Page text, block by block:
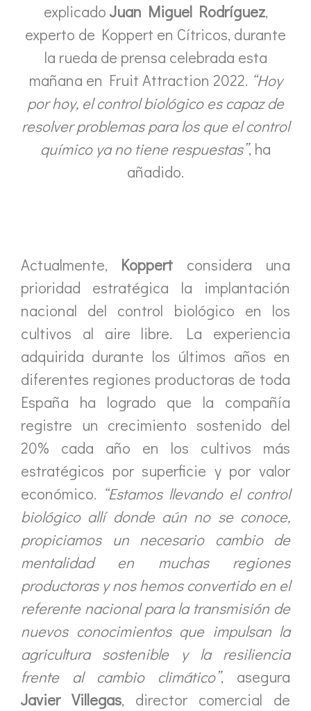
explicado Juan Miguel Rodríguez,
experto de Koppert en Cítricos, durante
la rueda de prensa celebrada esta
mañana en Fruit Attraction 2022. “Hoy
por hoy, el control biológico es capaz de
resolver problemas para los que el control
químico ya no tiene respuestas”, ha
añadido.
Actualmente, Koppert considera una
prioridad estratégica la implantación
nacional del control biológico en los
cultivos al aire libre. La experiencia
adquirida durante los últimos años en
diferentes regiones productoras de toda
España ha logrado que la compañía
registre un crecimiento sostenido del
20% cada año en los cultivos más
estratégicos por superficie y por valor
económico. “Estamos llevando el control
biológico allí donde aún no se conoce,
propiciamos un necesario cambio de
mentalidad en muchas regiones
productoras y nos hemos convertido en el
referente nacional para la transmisión de
nuevos conocimientos que impulsan la
agricultura sostenible y la resiliencia
frente al cambio climático”, asegura
Javier Villegas, director comercial de